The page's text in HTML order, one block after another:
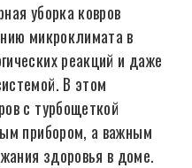
уборка ковров
микроклимата в
реакций и даже
В этом
с турбощеткой
прибором, а важным
здоровья в доме.